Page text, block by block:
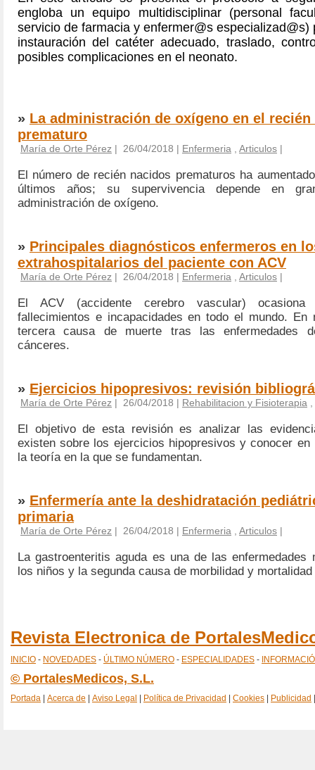
engloba un equipo multidisciplinar (personal
servicio de farmacia y enfermer@s especializad@s)
instauración del catéter adecuado, traslado,
posibles complicaciones en el neonato.
» La administración de oxígeno en el recién
prematuro
María de Orte Pérez | 26/04/2018 | Enfermeria Articulos |
El número de recién nacidos prematuros ha
últimos años; su supervivencia depende en
administración de oxígeno.
» Principales diagnósticos enfermeros en
extrahospitalarios del paciente con ACV
María de Orte Pérez | 26/04/2018 | Enfermeria Articulos |
El ACV (accidente cerebro vascular)
fallecimientos e incapacidades en todo el mundo.
tercera causa de muerte tras las enfermedades
cánceres.
» Ejercicios hipopresivos: revisión
María de Orte Pérez | 26/04/2018 | Rehabilitacion y Fisioterapia
El objetivo de esta revisión es analizar las
existen sobre los ejercicios hipopresivos y conocer en
la teoría en la que se fundamentan.
» Enfermería ante la deshidratación
primaria
María de Orte Pérez | 26/04/2018 | Enfermeria Articulos |
La gastroenteritis aguda es una de las enfermedades
los niños y la segunda causa de morbilidad y
Revista Electronica de
INICIO - NOVEDADES - ÚLTIMO NÚMERO - ESPECIALIDADES -
© PortalesMedicos, S.L.
Portada Acerca de Aviso Legal Política de Privacidad Cookies Publicidad